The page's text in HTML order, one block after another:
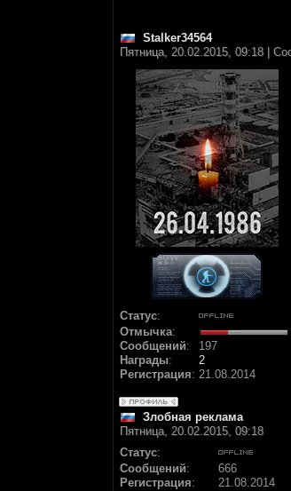
Stalker34564
Пятница, 20.02.2015, 09:18 |
Статус:
Отмычка:
Сообщений:
197
Награды:
2
Регистрация: 21.08.2014
Злобная реклама
Пятница, 20.02.2015, 09:18
Статус:
Сообщений:
666
Регистрация: 21.08.2014